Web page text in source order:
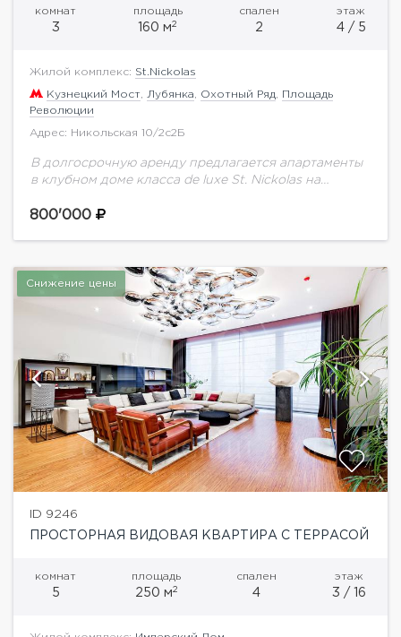
комнат
3
площадь
160 м2
спален
2
этаж
4 / 5
Жилой комплекс: St.Nickolas
Кузнецкий Мост Лубянка Охотный Ряд
Площадь
Революции
Адрес: Никольская 10/2с2Б
В долгосрочную аренду предлагается апартаменты
в клубном доме класса de luxe St. Nickolas на
гостиная, 2 спальни, 2 полноценных санузла.В
800'000
Снижение цены
ID 9246
ПРОСТОРНАЯ ВИДОВАЯ КВАРТИРА С ТЕРРАСОЙ
комнат
5
площадь
250 м2
спален
4
этаж
3 / 16